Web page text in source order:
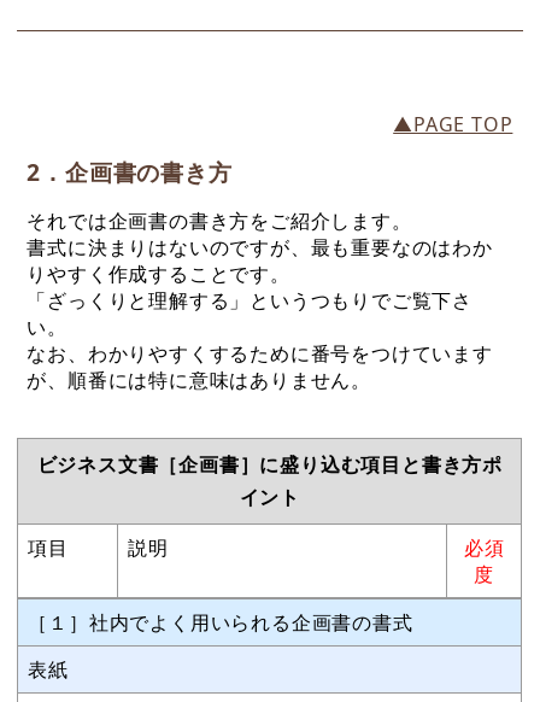
▲PAGE TOP
2．企画書の書き方
それでは企画書の書き方をご紹介します。
書式に決まりはないのですが、最も重要なのはわか
りやすく作成することです。
「ざっくりと理解する」というつもりでご覧下さ
い。
なお、わかりやすくするために番号をつけています
が、順番には特に意味はありません。
ビジネス文書［企画書］に盛り込む項目と書き方ポ
イント
項目
説明
必須
度
［１］社内でよく用いられる企画書の書式
表紙